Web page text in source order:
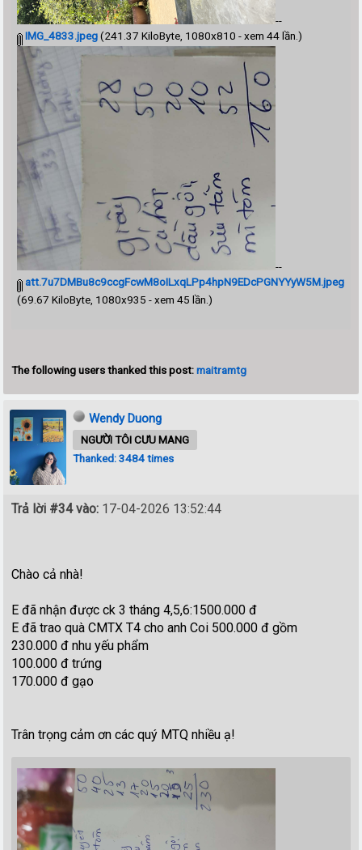
--
IMG_4833.jpeg(241.37 KiloByte, 1080x810 - xem 44 lần.)
--
att.7u7DMBu8c9ccgFcwM8oILxqLPp4hpN9EDcPGNYYyW5M.jpeg
(69.67 KiloByte, 1080x935 - xem 45 lần.)
The following users thanked this post:maitramtg
Wendy Duong
NGƯỜI TÔI CƯU MANG
Thanked: 3484 times
Trả lời #34 vào: 17-04-2026 13:52:44
Chào cả nhà!
E đã nhận được ck 3 tháng 4,5,6:1500.000 đ
E đã trao quà CMTX T4 cho anh Coi 500.000 đ gồm
230.000 đ nhu yếu phẩm
100.000 đ trứng
170.000 đ gạo
Trân trọng cảm ơn các quý MTQ nhiều ạ!